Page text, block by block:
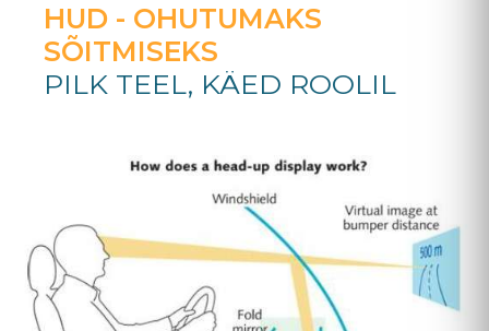
HUD - OHUTUMAKS
SÕITMISEKS
PILK TEEL, KÄED ROOLIL